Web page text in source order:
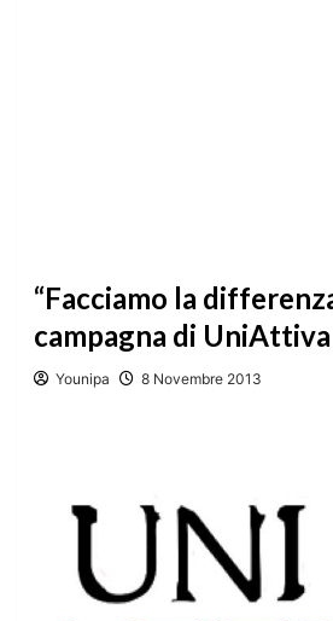
“Facciamo la
campagna di UniAttiva
Younipa 8 Novembre 2013